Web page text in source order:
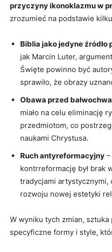
przyczyny ikonoklazmu w
zrozumieć na podstawie
Biblia jako jedyne źródło
jak Marcin Luter,
Święte powinno być
sprawiło, że obrazy
Obawa przed
miało na celu eliminację
przedmiotom, co
naukami Chrystusa.
Ruch antyreformacyjny
kontrreformację był brak
tradycjami artystycznymi,
rozwoju nowej estetyki
W wyniku tych zmian, sztuka
specyficzne formy i style,